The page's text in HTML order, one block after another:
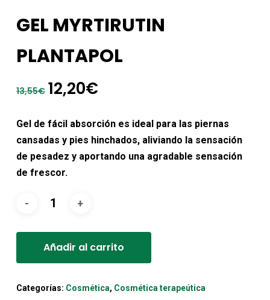
GEL MYRTIRUTIN
PLANTAPOL
13,55€ El
original
era:
13,55€.
12,20€El
actual
es:
12,20€.
Gel de fácil absorción es ideal para las piernas
cansadas y pies hinchados, aliviando la sensación
de pesadez y aportando una agradable sensación
de frescor.
Añadir al carrito
Categorías: Cosmética, Cosmética terapeútica